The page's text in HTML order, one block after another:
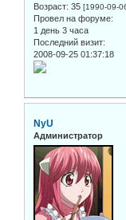
Возраст: 35 [1990-09-
Провел на форуме:
1 день 3 часа
Последний визит:
2008-09-25 01:37:18
NyU
Администратор